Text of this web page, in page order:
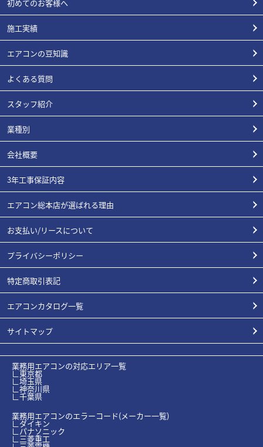
初めてのお客様へ
施工実績
エアコンの豆知識
よくある質問
スタッフ紹介
業種別
会社概要
3年工事保証内容
エアコン総本店が選ばれる理由
お支払い/リースについて
プライバシーポリシー
特定商取引表記
エアコンカタログ一覧
サイトマップ
業務用エアコンの対応エリア一覧
∟東京都
∟埼玉県
∟神奈川県
∟千葉県
業務用エアコンのエラーコード(メーカー一覧)
∟ダイキン
∟パナソニック
∟三菱重工